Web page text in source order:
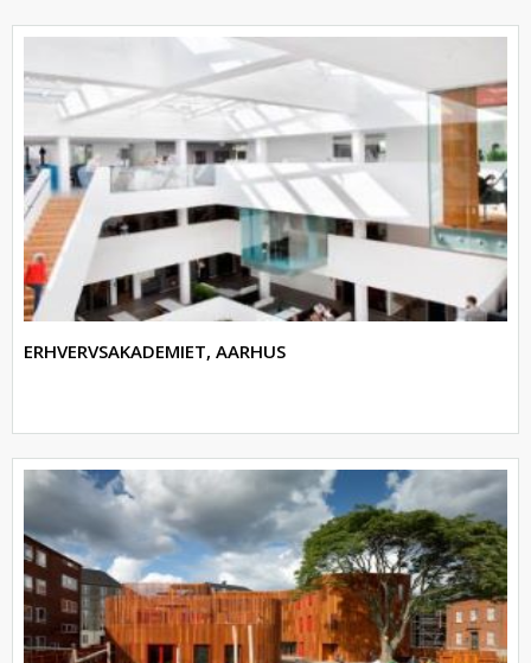
ERHVERVSAKADEMIET, AARHUS